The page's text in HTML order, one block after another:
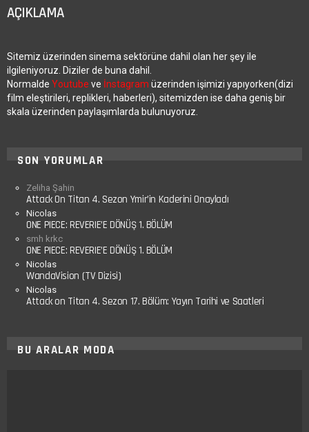
AÇIKLAMA
Sitemiz üzerinden sinema sektörüne dahil olan her şey ile
ilgileniyoruz. Diziler de buna dahil.
Normalde Youtube ve İnstagram üzerinden işimizi yapıyorken(dizi
film eleştirileri, replikleri, haberleri), sitemizden ise daha geniş bir
skala üzerinden paylaşımlarda bulunuyoruz.
SON YORUMLAR
Zeliha Şahin
Attack On Titan 4. Sezon Ymir’in Kaderini Onayladı
Nicolas
ONE PIECE: REVERIE’E DÖNÜŞ 1. BÖLÜM
smh krkc
ONE PIECE: REVERIE’E DÖNÜŞ 1. BÖLÜM
Nicolas
WandaVision (TV Dizisi)
Nicolas
Attack on Titan 4. Sezon 17. Bölüm: Yayın Tarihi ve Saatleri
BU ARALAR MODA